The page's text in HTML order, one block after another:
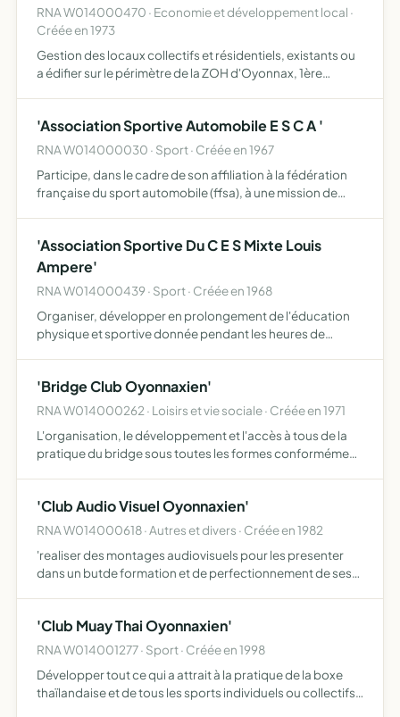
RNA W014000470 · Economie et développement local ·
Créée en 1973
Gestion des locaux collectifs et résidentiels, existants ou
a édifier sur le périmètre de la ZOH d'Oyonnax, 1ère
'Association Sportive Automobile E S C A '
RNA W014000030 · Sport · Créée en 1967
Participe, dans le cadre de son affiliation à la fédération
française du sport automobile (ffsa), à une mission de
'Association Sportive Du C E S Mixte Louis
Ampere'
RNA W014000439 · Sport · Créée en 1968
Organiser, développer en prolongement de l'éducation
physique et sportive donnée pendant les heures de
'Bridge Club Oyonnaxien'
RNA W014000262 · Loisirs et vie sociale · Créée en 1971
L'organisation, le développement et l'accès à tous de la
pratique du bridge sous toutes les formes conformément
'Club Audio Visuel Oyonnaxien'
RNA W014000618 · Autres et divers · Créée en 1982
'realiser des montages audiovisuels pour les presenter
dans un butde formation et de perfectionnement de ses
'Club Muay Thai Oyonnaxien'
RNA W014001277 · Sport · Créée en 1998
Développer tout ce qui a attrait à la pratique de la boxe
thaïlandaise et de tous les sports individuels ou collectifs